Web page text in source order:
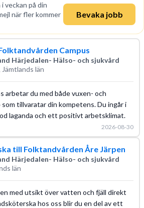
i veckan på din
när fler kommer
Bevaka jobb
Campus
Härjedalen- Hälso- och sjukvård
län
arbetar du med både vuxen- och
tillvaratar din kompetens. Du ingår i
laganda och ett positivt arbetsklimat.
2026-08-30
till Folktandvården Åre Järpen
Härjedalen- Hälso- och sjukvård
län
med utsikt över vatten och fjäll direkt
hos oss blir du en del av ett